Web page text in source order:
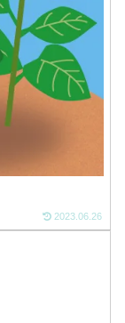
2023.06.26